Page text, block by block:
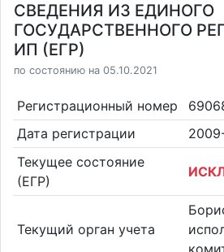
СВЕДЕНИЯ ИЗ ЕДИНОГО
ГОСУДАРСТВЕННОГО
ИП (ЕГР)
по состоянию на 05.10.2021
Регистрационный номер
Дата регистрации
Текущее состояние
(ЕГР)
Текущий орган учета